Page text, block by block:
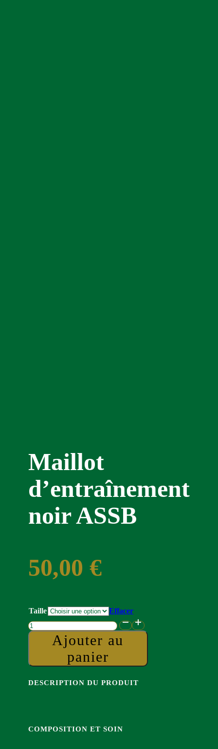
Maillot
d’entraînement
noir ASSB
50,00 €
Taille
Effacer
quantité
de
Maillot
d'entraînement
ASSB
Ajouter au
panier
DESCRIPTION DU PRODUIT
COMPOSITION ET SOIN